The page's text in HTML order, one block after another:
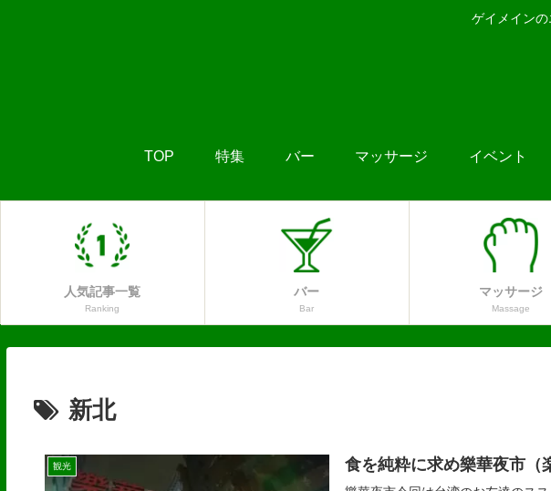
ゲイメイン
TOP 特集 バー マッサージ イベント
人気記事一覧
Ranking
バー
Bar
マッサージ
Massage
新北
観光 食を純粋に求め樂華夜市（